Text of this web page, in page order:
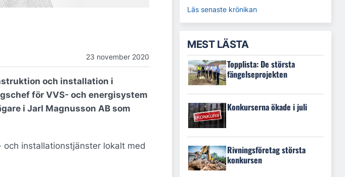
23 november 2020
och installation i
för VVS- och energisystem
i Jarl Magnusson AB som
installationstjänster lokalt med
Läs senaste krönikan
MEST LÄSTA
Topplista: De största
fängelseprojekten
Konkurserna ökade i juli
Rivningsföretag största
konkursen